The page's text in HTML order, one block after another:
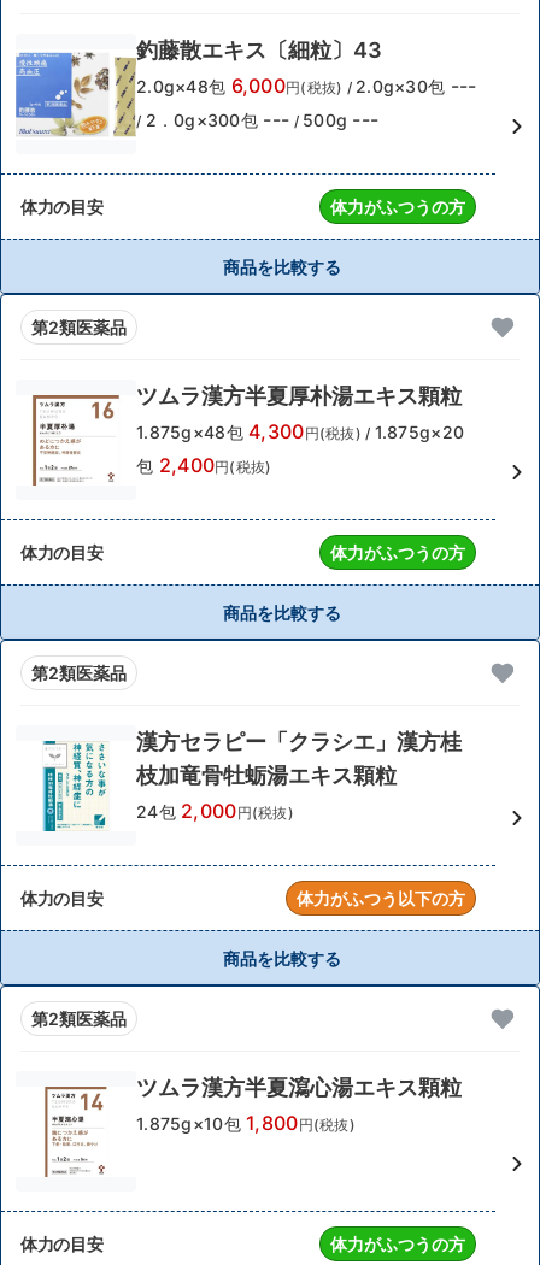
釣藤散エキス〔細粒〕43
2.0g×48包 6,000円(税抜) / 2.0g×30包 ---
/ 2．0g×300包 --- / 500g ---
体力の目安 体力がふつうの方
商品を比較する
第2類医薬品
ツムラ漢方半夏厚朴湯エキス顆粒
1.875g×48包 4,300円(税抜) / 1.875g×20
包 2,400円(税抜)
体力の目安 体力がふつうの方
商品を比較する
第2類医薬品
漢方セラピー「クラシエ」漢方桂
枝加竜骨牡蛎湯エキス顆粒
24包 2,000円(税抜)
体力の目安 体力がふつう以下の方
商品を比較する
第2類医薬品
ツムラ漢方半夏瀉心湯エキス顆粒
1.875g×10包 1,800円(税抜)
体力の目安 体力がふつうの方